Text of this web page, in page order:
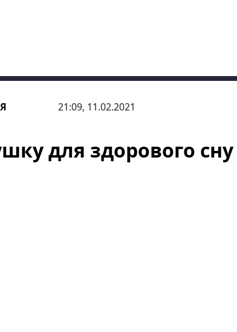
21:09, 11.02.2021
для здорового сну